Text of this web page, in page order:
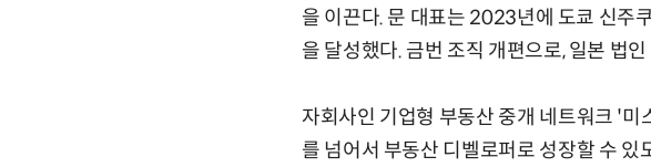
을 이끈다. 문 대표는 2023년에 도쿄 신주
을 달성했다. 금번 조직 개편으로, 일본 법
자회사인 기업형 부동산 중개 네트워크 '
를 넘어서 부동산 디벨로퍼로 성장할 수